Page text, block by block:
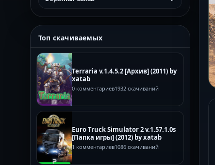
Топ скачиваемых
Terraria v.1.4.5.2 [Архив] (2011) by
xatab
0 комментариев1932 скачиваний
Euro Truck Simulator 2 v.1.57.1.0s
[Папка игры] (2012) by xatab
1 комментариев1086 скачиваний